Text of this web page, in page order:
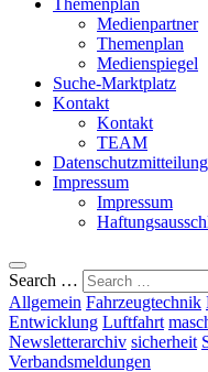
Medienpartner
Themenplan
Medienspiegel
Suche-Marktplatz
Kontakt
Kontakt
TEAM
Datenschutzmitteilung
Impressum
Impressum
Search …
Allgemein Fahrzeugtechnik
Entwicklung Luftfahrt
Newsletterarchiv sicherheit
Verbandsmeldungen